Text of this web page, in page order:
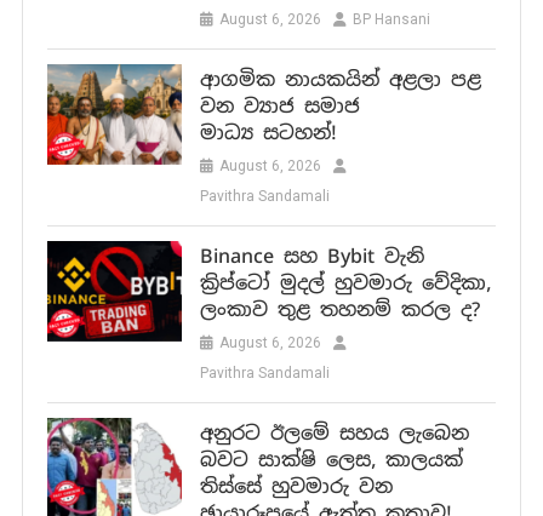
August 6, 2026 BP Hansani
ආගමික නායකයින් අළලා පළ
වන ව්‍යාජ සමාජ
මාධ්‍ය සටහන්!
August 6, 2026
Pavithra Sandamali
Binance සහ Bybit වැනි
ක්‍රිප්ටෝ මුදල් හුවමාරු වේදිකා,
ලංකාව තුළ තහනම් කරල ද?
August 6, 2026
Pavithra Sandamali
අනුරට ඊලමේ සහය ලැබෙන
බවට සාක්ෂි ලෙස, කාලයක්
තිස්සේ හුවමාරු වන